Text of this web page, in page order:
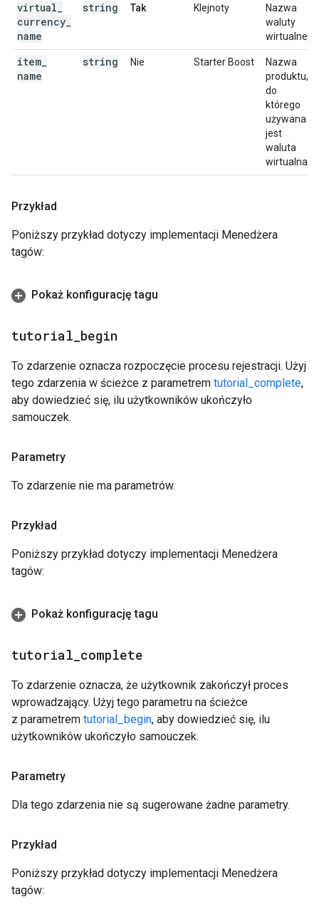
virtual
currency
name
string Tak Klejnoty
Nazwa
waluty
wirtualnej.
item
name
string Nie Starter Boost
Nazwa
produktu,
do
którego
używana
jest
waluta
wirtualna.
Przykład
Poniższy przykład dotyczy implementacji Menedżera
tagów:
Pokaż konfigurację tagu
tutorial begin
To zdarzenie oznacza rozpoczęcie procesu rejestracji. Użyj
tego zdarzenia w ścieżce z parametrem tutorial_complete,
aby dowiedzieć się, ilu użytkowników ukończyło
samouczek.
Parametry
To zdarzenie nie ma parametrów.
Przykład
Poniższy przykład dotyczy implementacji Menedżera
tagów:
Pokaż konfigurację tagu
tutorial complete
To zdarzenie oznacza, że użytkownik zakończył proces
wprowadzający. Użyj tego parametru na ścieżce
z parametrem tutorial_begin, aby dowiedzieć się, ilu
użytkowników ukończyło samouczek.
Parametry
Dla tego zdarzenia nie są sugerowane żadne parametry.
Przykład
Poniższy przykład dotyczy implementacji Menedżera
tagów: